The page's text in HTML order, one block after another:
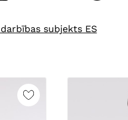
subjekts ES